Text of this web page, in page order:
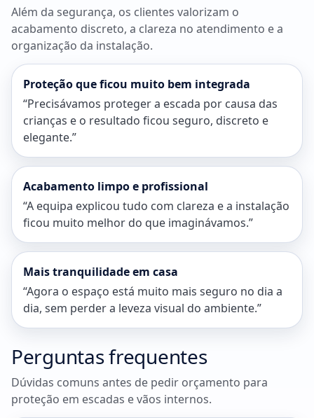
Além da segurança, os clientes valorizam o
acabamento discreto, a clareza no atendimento e a
organização da instalação.
Proteção que ficou muito bem integrada
“Precisávamos proteger a escada por causa das
crianças e o resultado ficou seguro, discreto e
elegante.”
Acabamento limpo e profissional
“A equipa explicou tudo com clareza e a instalação
ficou muito melhor do que imaginávamos.”
Mais tranquilidade em casa
“Agora o espaço está muito mais seguro no dia a
dia, sem perder a leveza visual do ambiente.”
Perguntas frequentes
Dúvidas comuns antes de pedir orçamento para
proteção em escadas e vãos internos.